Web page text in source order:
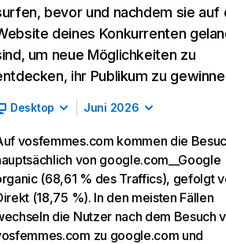
bevor und nachdem sie auf
deines Konkurrenten
um neue Möglichkeiten zu
ihr Publikum zu
Desktop Juni 2026
vosfemmes.com kommen die
von google.com__Google
(68,61 % des Traffics), gefolgt
(18,75 %). In den meisten Fällen
die Nutzer nach dem Besuch
zu google.com und